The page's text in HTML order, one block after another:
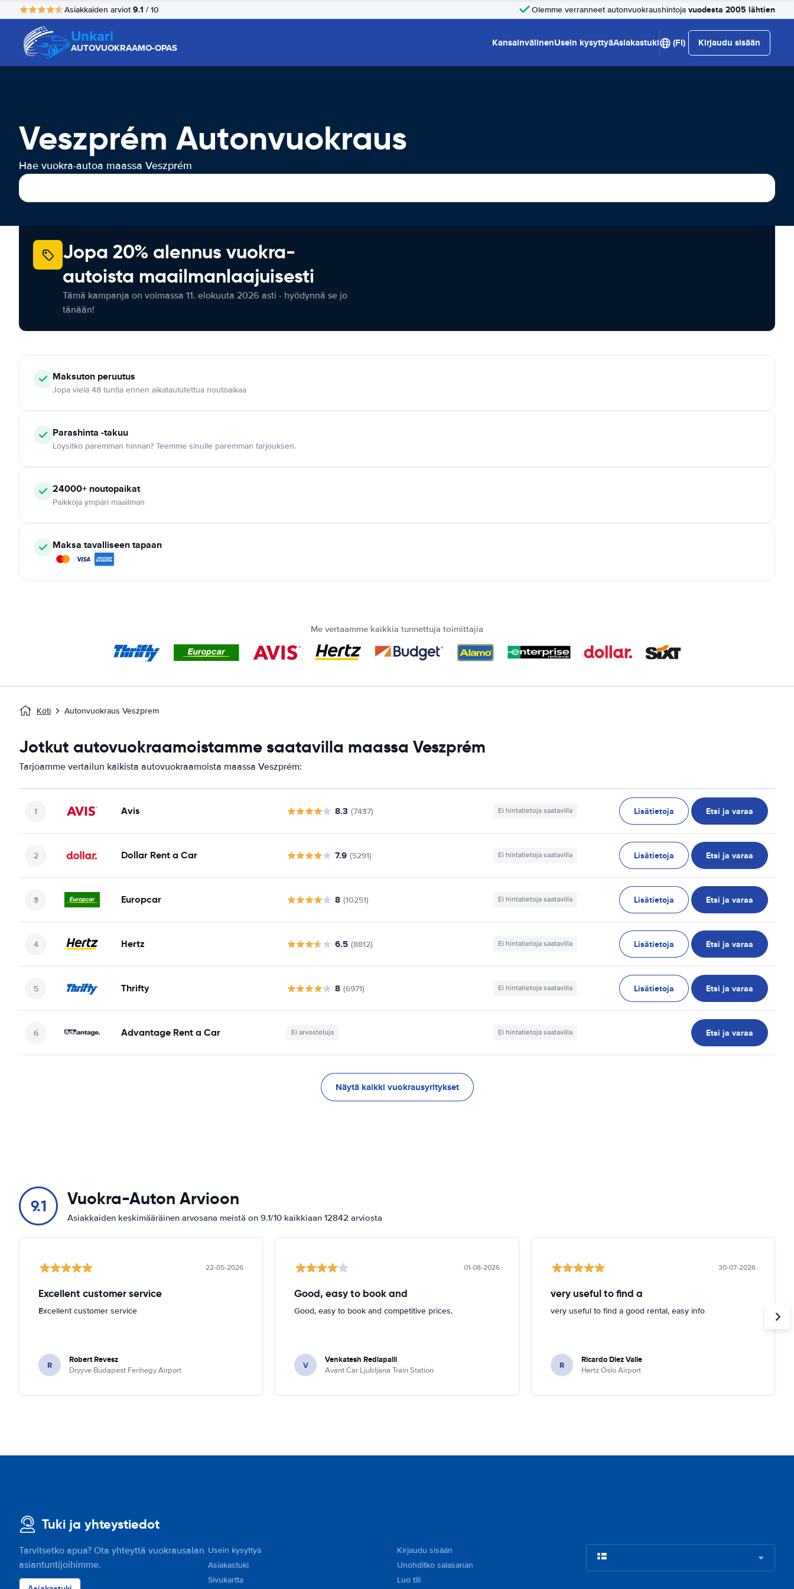
Asiakkaiden arviot 9.1 / 10 Olemme verranneet autonvuokraushintoja vuodesta 2005 lähtien
Unkari
AUTOVUOKRAAMO-OPAS KansainvälinenUsein kysyttyäAsiakastuki (FI) Kirjaudu sisään
Veszprém Autonvuokraus
Hae vuokra-autoa maassa Veszprém
Jopa 20% alennus vuokra-
autoista maailmanlaajuisesti
Tämä kampanja on voimassa 11. elokuuta 2026 asti - hyödynnä se jo
tänään!
Maksuton peruutus
Jopa vielä 48 tuntia ennen aikataulutettua noutoaikaa
Parashinta -takuu
Löysitkö paremman hinnan? Teemme sinulle paremman tarjouksen.
24000+ noutopaikat
Paikkoja ympäri maailman
Maksa tavalliseen tapaan
Me vertaamme kaikkia tunnettuja toimittajia
Koti Autonvuokraus Veszprem
Jotkut autovuokraamoistamme saatavilla maassa Veszprém
Tarjoamme vertailun kaikista autovuokraamoista maassa Veszprém:
Avis 8.3 (7437) Ei hintatietoja saatavilla Lisätietoja Etsi ja varaa
Dollar Rent a Car 7.9 (5291) Ei hintatietoja saatavilla Lisätietoja Etsi ja varaa
Europcar 8 (10251) Ei hintatietoja saatavilla Lisätietoja Etsi ja varaa
Hertz 6.5 (8812) Ei hintatietoja saatavilla Lisätietoja Etsi ja varaa
Thrifty 8 (6971) Ei hintatietoja saatavilla Lisätietoja Etsi ja varaa
Advantage Rent a Car Ei arvosteluja Ei hintatietoja saatavilla Etsi ja varaa
Näytä kaikki vuokrausyritykset
9.1 Vuokra-Auton Arvioon
Asiakkaiden keskimääräinen arvosana meistä on 9.1/10 kaikkiaan 12842 arviosta
22-05-2026
Excellent customer service
Excellent customer service
R Robert Revesz
Dryyve Budapest Ferihegy Airport
01-08-2026
Good, easy to book and
Good, easy to book and competitive prices.
V Venkatesh Redlapalli
Avant Car Ljubljana Train Station
30-07-2026
very useful to find a
very useful to find a good rental, easy info
R Ricardo Diez Valle
Hertz Oslo Airport
Tuki ja yhteystiedot
Tarvitsetko apua? Ota yhteyttä vuokrausalan
asiantuntijoihimme.
Usein kysyttyä
Asiakastuki
Sivukartta
Kirjaudu sisään
Unohditko salasanan
Luo tili